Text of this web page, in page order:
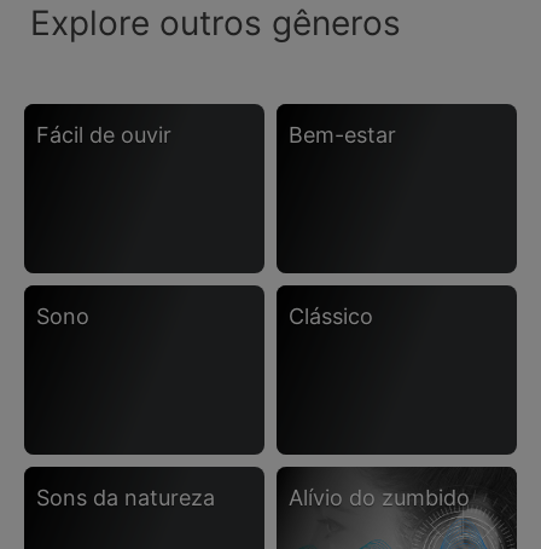
Explore outros gêneros
fácil de ouvir bem-estar
sono clássico
sons da natureza alívio do zumbido